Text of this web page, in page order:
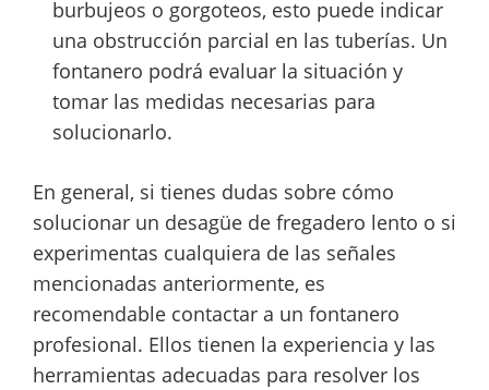
burbujeos o gorgoteos, esto puede indicar
una obstrucción parcial en las tuberías. Un
fontanero podrá evaluar la situación y
tomar las medidas necesarias para
solucionarlo.
En general, si tienes dudas sobre cómo
solucionar un desagüe de fregadero lento o si
experimentas cualquiera de las señales
mencionadas anteriormente, es
recomendable contactar a un fontanero
profesional. Ellos tienen la experiencia y las
herramientas adecuadas para resolver los